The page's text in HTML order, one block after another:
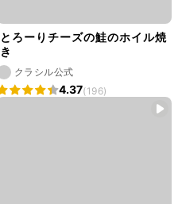
とろーりチーズの鮭のホイル焼
き
クラシル公式
4.37(196)